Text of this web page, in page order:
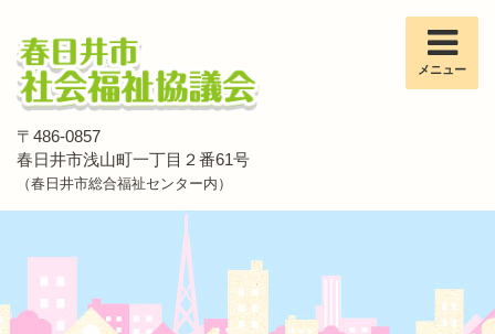
〒486-0857
春日井市浅山町一丁目２番61号
（春日井市総合福祉センター内）
メニュー